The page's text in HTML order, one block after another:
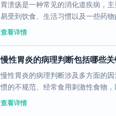
胃溃疡是一种常见的消化道疾病，
易受到饮食、生活习惯以及一些药
查看详情
慢性胃炎的病理判断包括哪些关
慢性胃炎的病理判断涉及多方面的
惯的不规范、经常食用刺激性食物
查看详情